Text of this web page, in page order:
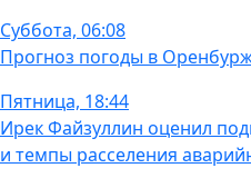
Суббота, 06:08
Прогноз погоды в
Пятница, 18:44
Ирек Файзуллин оценил
и темпы расселения